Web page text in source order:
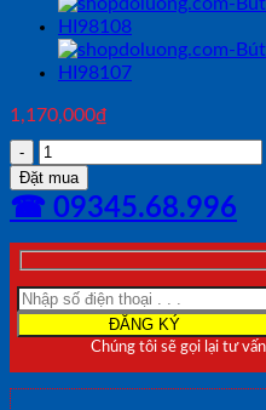
1,170,000₫
Bút
Đo
pH
và
Nhiệt
Độ
HANNA
HI981074
số
Đặt mua
☎ 09345.68.996
Chúng tôi sẽ gọi lại tư